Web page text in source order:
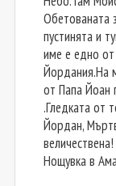
Обетованата
пустинята и
име е едно
Йордания.На
от Папа Йоан
.Гледката от
Йордан,
величествена!
Нощувка в